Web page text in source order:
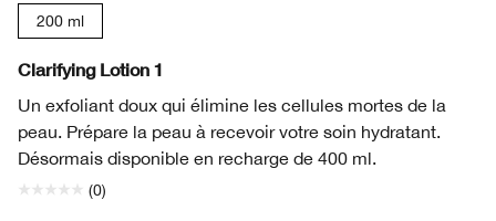
200 ml
Clarifying Lotion 1
Un exfoliant doux qui élimine les cellules mortes de la
peau. Prépare la peau à recevoir votre soin hydratant.
Désormais disponible en recharge de 400 ml.
(0)